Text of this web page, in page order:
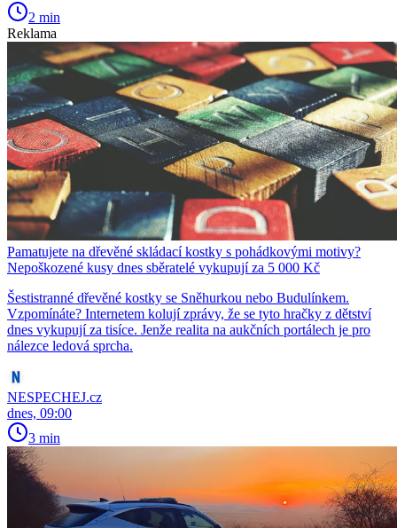
2 min
Reklama
Pamatujete na dřevěné skládací kostky s pohádkovými motivy?
Nepoškozené kusy dnes sběratelé vykupují za 5 000 Kč
Šestistranné dřevěné kostky se Sněhurkou nebo Budulínkem.
Vzpomínáte? Internetem kolují zprávy, že se tyto hračky z dětství
dnes vykupují za tisíce. Jenže realita na aukčních portálech je pro
nálezce ledová sprcha.
NESPECHEJ.cz
dnes, 09:00
3 min